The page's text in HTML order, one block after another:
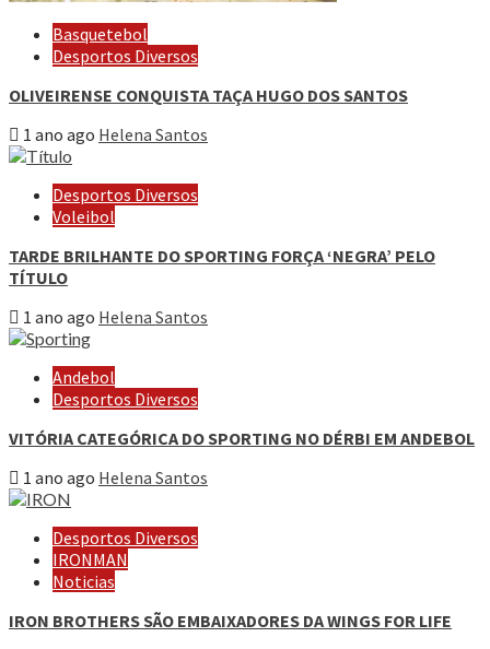
Basquetebol
Desportos Diversos
OLIVEIRENSE CONQUISTA TAÇA HUGO DOS SANTOS
1 ano ago Helena Santos
Desportos Diversos
Voleibol
TARDE BRILHANTE DO SPORTING FORÇA ‘NEGRA’ PELO
TÍTULO
1 ano ago Helena Santos
Andebol
Desportos Diversos
VITÓRIA CATEGÓRICA DO SPORTING NO DÉRBI EM ANDEBOL
1 ano ago Helena Santos
Desportos Diversos
IRONMAN
Noticias
IRON BROTHERS SÃO EMBAIXADORES DA WINGS FOR LIFE